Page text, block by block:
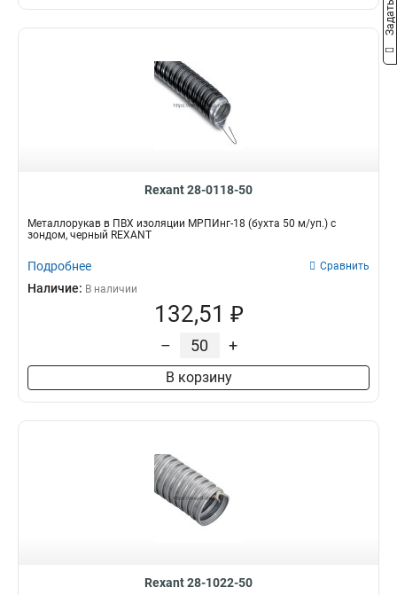
Rexant 28-0118-50
Металлорукав в ПВХ изоляции МРПИнг-18 (бухта 50 м/уп.) с
зондом, черный REXANT
Подробнее Сравнить
Наличие: В наличии
132,51 ₽
– +
В корзину
Rexant 28-1022-50